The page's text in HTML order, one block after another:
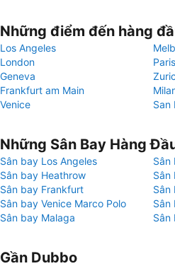
Những điểm đến hàng
Los Angeles
London
Paris
Geneva
Frankfurt am Main
Venice
San
Những Sân Bay Hàng
Sân bay Los Angeles
Sân
Sân bay Heathrow
Sân
Sân bay Frankfurt
Sân
Sân bay Venice Marco Polo
Sân
Sân bay Malaga
Sân
Gần Dubbo